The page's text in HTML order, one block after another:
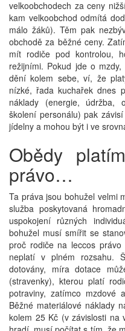
velkoobchodech za ceny
kam velkoobchod odmítá
málo žáků). Těm pak
obchodě za běžné ceny.
mít rodiče pod kontrolou,
režijními. Pokud jde o
dění kolem sebe, ví, že
nízké, řada kuchařek dnes
náklady (energie, údržba,
školení personálu) pak
jídelny a mohou být i ve
Obědy
právo…
Ta práva jsou bohužel velmi
služba poskytovaná
uspokojení různých
bohužel musí smířit se
proč rodiče na leccos
neplatí v plném rozsahu.
dotovány, míra dotace
(stravenky), kterou platí
potraviny, zatímco mzdové
Běžné materiálové náklady
kolem 25 Kč (v závislosti na